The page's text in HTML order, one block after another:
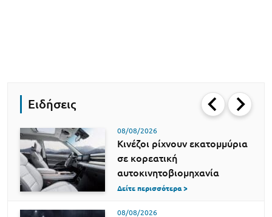
Ειδήσεις
08/08/2026
Κινέζοι ρίχνουν εκατομμύρια
σε κορεατική
αυτοκινητοβιομηχανία
Δείτε περισσότερα >
08/08/2026